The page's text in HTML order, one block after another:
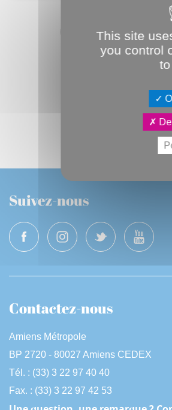
Abonnez-vous au JDA
Suivez-nous
Contactez-nous
Amiens Métropole
BP 2720 - 80027 Amiens CEDEX
Tél. : (33) 3 22 97 40 40
Fax. : (33) 3 22 97 42 53
This site
you control